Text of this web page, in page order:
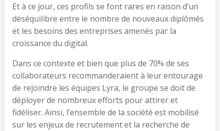
Et à ce jour, ces profils se font rares en raison d’un
déséquilibre entre le nombre de nouveaux diplômés
et les besoins des entreprises amenés par la
croissance du digital.
Dans ce contexte et bien que plus de 70% de ses
collaborateurs recommanderaient à leur entourage
de rejoindre les équipes Lyra, le groupe se doit de
déployer de nombreux efforts pour attirer et
fidéliser. Ainsi, l’ensemble de la société est mobilisé
sur les enjeux de recrutement et la recherche de